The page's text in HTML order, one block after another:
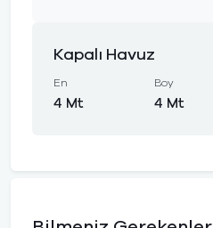
Kapalı Havuz
En
4 Mt
Boy
4 Mt